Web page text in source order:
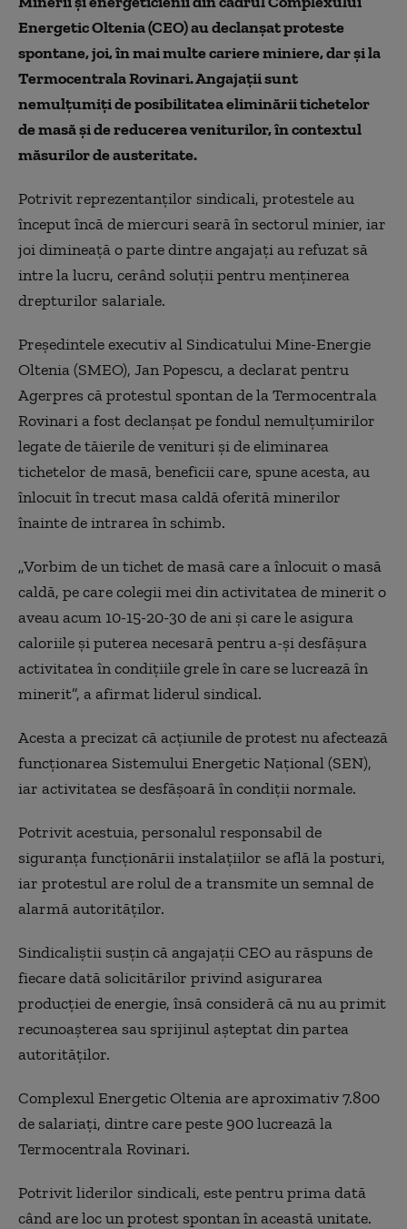
Energetic Oltenia (CEO) au declanșat proteste
spontane, joi, în mai multe cariere miniere, dar și la
Termocentrala Rovinari. Angajații sunt
nemulțumiți de posibilitatea eliminării tichetelor
de masă și de reducerea veniturilor, în contextul
măsurilor de austeritate.
Potrivit reprezentanților sindicali, protestele au
început încă de miercuri seară în sectorul minier, iar
joi dimineață o parte dintre angajați au refuzat să
intre la lucru, cerând soluții pentru menținerea
drepturilor salariale.
Președintele executiv al Sindicatului Mine-Energie
Oltenia (SMEO), Jan Popescu, a declarat pentru
Agerpres că protestul spontan de la Termocentrala
Rovinari a fost declanșat pe fondul nemulțumirilor
legate de tăierile de venituri și de eliminarea
tichetelor de masă, beneficii care, spune acesta, au
înlocuit în trecut masa caldă oferită minerilor
înainte de intrarea în schimb.
„Vorbim de un tichet de masă care a înlocuit o masă
caldă, pe care colegii mei din activitatea de minerit o
aveau acum 10-15-20-30 de ani și care le asigura
caloriile și puterea necesară pentru a-și desfășura
activitatea în condițiile grele în care se lucrează în
minerit”, a afirmat liderul sindical.
Acesta a precizat că acțiunile de protest nu afectează
funcționarea Sistemului Energetic Național (SEN),
iar activitatea se desfășoară în condiții normale.
Potrivit acestuia, personalul responsabil de
siguranța funcționării instalațiilor se află la posturi,
iar protestul are rolul de a transmite un semnal de
alarmă autorităților.
Sindicaliștii susțin că angajații CEO au răspuns de
fiecare dată solicitărilor privind asigurarea
producției de energie, însă consideră că nu au primit
recunoașterea sau sprijinul așteptat din partea
autorităților.
Complexul Energetic Oltenia are aproximativ 7.800
de salariați, dintre care peste 900 lucrează la
Termocentrala Rovinari.
Potrivit liderilor sindicali, este pentru prima dată
când are loc un protest spontan în această unitate.